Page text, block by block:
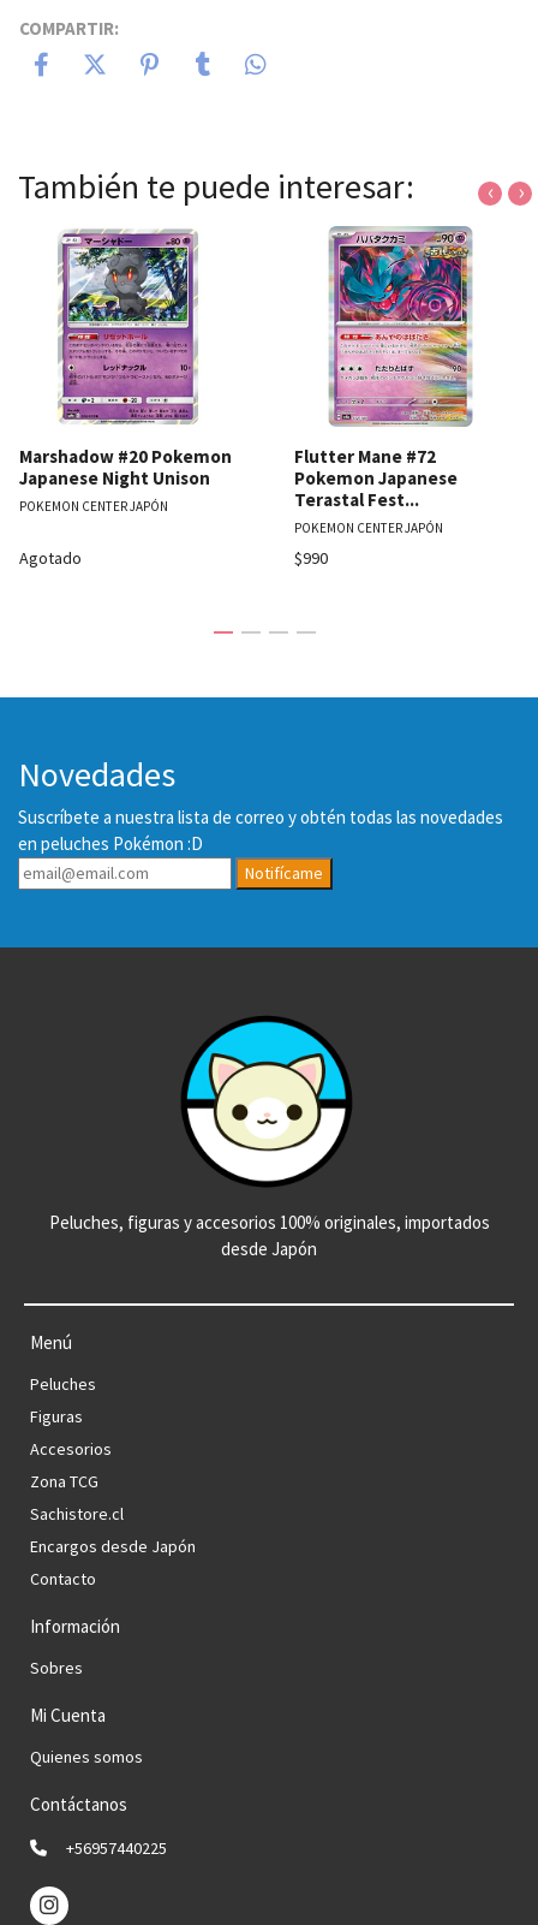
COMPARTIR:
También te puede interesar:
Marshadow #20 Pokemon
Japanese Night Unison
POKEMON CENTER JAPÓN
Agotado
Flutter Mane #72
Pokemon Japanese
Terastal Fest...
POKEMON CENTER JAPÓN
$990
‹ ›
Novedades
Suscríbete a nuestra lista de correo y obtén todas las novedades
en peluches Pokémon :D
Notifícame
Peluches, figuras y accesorios 100% originales, importados
desde Japón
Menú
Peluches
Figuras
Accesorios
Zona TCG
Sachistore.cl
Encargos desde Japón
Contacto
Información
Sobres
Mi Cuenta
Quienes somos
Contáctanos
+56957440225